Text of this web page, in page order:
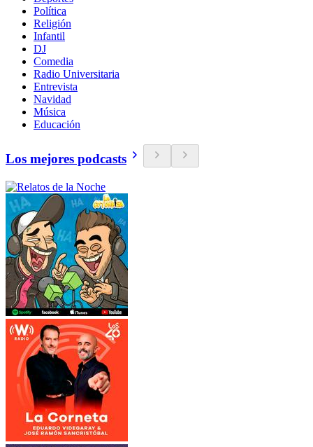
Política
Religión
Infantil
DJ
Comedia
Radio Universitaria
Entrevista
Navidad
Música
Educación
Los mejores podcasts